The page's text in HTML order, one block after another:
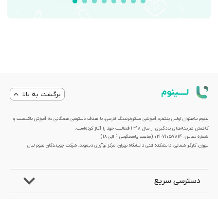
لــــینوم برگشت به بالا
لینوم به‌عنوان اولین پلتفرم آموزشی میکرولرنینگ فارسی، با هدف دسترسی همگانی به آموزش باکیفیت و
کاهش هزینه‌های یادگیری از سال 1398 فعالیت خود را آغاز کرده‌است.
شماره تماس: 71057814-021 (ساعت پاسخگویی ۹ الی ۱۸)
تهران، کارگر شمالی، دانشکده فنی دانشگاه تهران، مرکز نوآوری دیموند، شرکت جویندگان علوم لیان
دسترسی سریع